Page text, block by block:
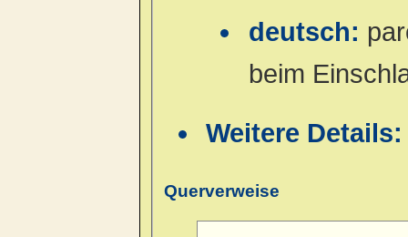
deutsch:
beim
Weitere
Querverweise